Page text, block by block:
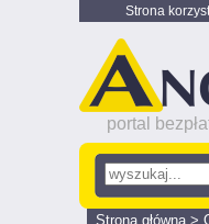
Strona
portal
Strona główna>